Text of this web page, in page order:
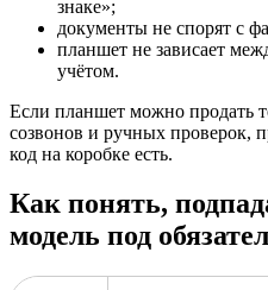
знаке»;
документы не спорят с
планшет не зависает
учётом.
Если планшет можно продать
созвонов и ручных проверок,
код на коробке есть.
Как понять,
модель под